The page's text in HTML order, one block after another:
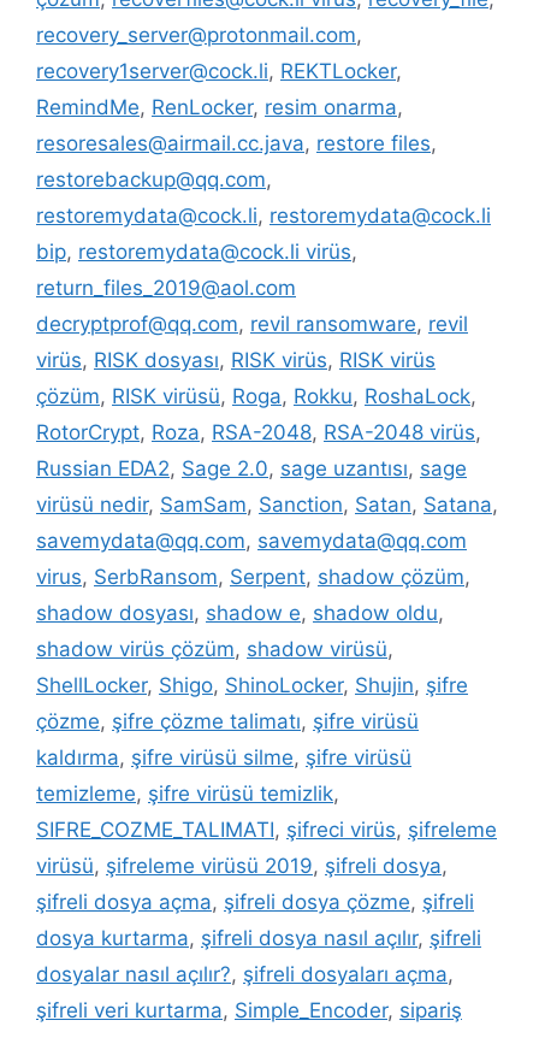
recovery_server@protonmail.com,
recovery1server@cock.li, REKTLocker,
RemindMe, RenLocker, resim onarma,
resoresales@airmail.cc.java, restore files,
restorebackup@qq.com,
restoremydata@cock.li, restoremydata@cock.li
bip, restoremydata@cock.li virüs,
return_files_2019@aol.com
decryptprof@qq.com, revil ransomware, revil
virüs, RISK dosyası, RISK virüs, RISK virüs
çözüm, RISK virüsü, Roga, Rokku, RoshaLock,
RotorCrypt, Roza, RSA-2048, RSA-2048 virüs,
Russian EDA2, Sage 2.0, sage uzantısı, sage
virüsü nedir, SamSam, Sanction, Satan, Satana,
savemydata@qq.com, savemydata@qq.com
virus, SerbRansom, Serpent, shadow çözüm,
shadow dosyası, shadow e, shadow oldu,
shadow virüs çözüm, shadow virüsü,
ShellLocker, Shigo, ShinoLocker, Shujin, şifre
çözme, şifre çözme talimatı, şifre virüsü
kaldırma, şifre virüsü silme, şifre virüsü
temizleme, şifre virüsü temizlik,
SIFRE_COZME_TALIMATI, şifreci virüs, şifreleme
virüsü, şifreleme virüsü 2019, şifreli dosya,
şifreli dosya açma, şifreli dosya çözme, şifreli
dosya kurtarma, şifreli dosya nasıl açılır, şifreli
dosyalar nasıl açılır?, şifreli dosyaları açma,
şifreli veri kurtarma, Simple_Encoder, sipariş